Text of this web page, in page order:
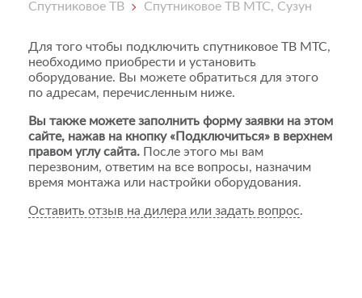
Спутниковое ТВ Спутниковое ТВ МТС, Сузун
Для того чтобы подключить спутниковое ТВ МТС,
необходимо приобрести и установить
оборудование. Вы можете обратиться для этого
по адресам, перечисленным ниже.
Вы также можете заполнить форму заявки на этом
сайте, нажав на кнопку «Подключиться» в верхнем
правом углу сайта. После этого мы вам
перезвоним, ответим на все вопросы, назначим
время монтажа или настройки оборудования.
Оставить отзыв на дилера или задать вопрос.